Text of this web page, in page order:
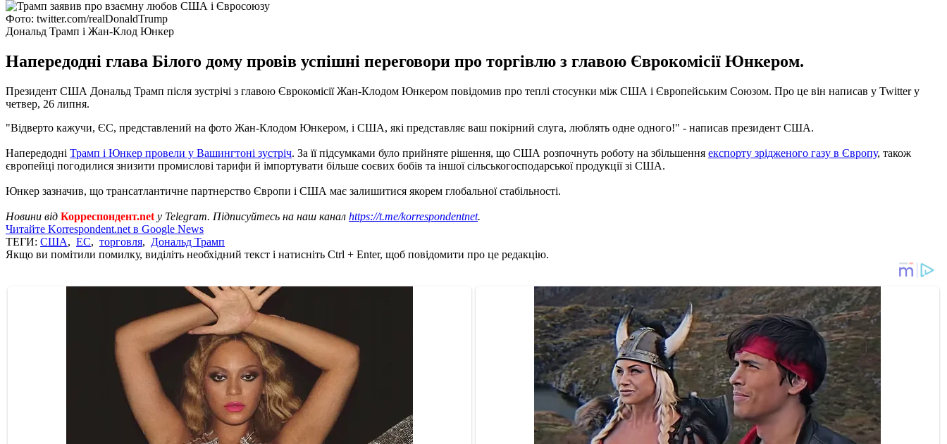
Фото: twitter.com/realDonaldTrump
Дональд Трамп і Жан-Клод Юнкер
Напередодні глава Білого дому провів успішні переговори про торгівлю з главою Єврокомісії Юнкером.
Президент США Дональд Трамп після зустрічі з главою Єврокомісії Жан-Клодом Юнкером повідомив про теплі стосунки між США і Європейським Союзом. Про це він написав у Twitter у
четвер, 26 липня.
"Відверто кажучи, ЄС, представлений на фото Жан-Клодом Юнкером, і США, які представляє ваш покірний слуга, люблять одне одного!" - написав президент США.
Напередодні Трамп і Юнкер провели у Вашингтоні зустріч. За її підсумками було прийняте рішення, що США розпочнуть роботу на збільшення експорту зрідженого газу в Європу, також
європейці погодилися знизити промислові тарифи й імпортувати більше соєвих бобів та іншої сільськогосподарської продукції зі США.
Юнкер зазначив, що трансатлантичне партнерство Європи і США має залишитися якорем глобальної стабільності.
Новини від Корреспондент.net у Telegram. Підписуйтесь на наш канал https://t.me/korrespondentnet.
Читайте Korrespondent.net в Google News
ТЕГИ: США, ЕС, торговля, Дональд Трамп
Якщо ви помітили помилку, виділіть необхідний текст і натисніть Ctrl + Enter, щоб повідомити про це редакцію.